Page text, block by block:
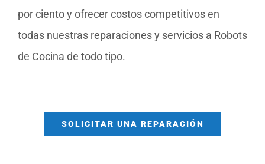
por ciento y ofrecer costos competitivos en
todas nuestras reparaciones y servicios a Robots
de Cocina de todo tipo.
SOLICITAR UNA REPARACIÓN